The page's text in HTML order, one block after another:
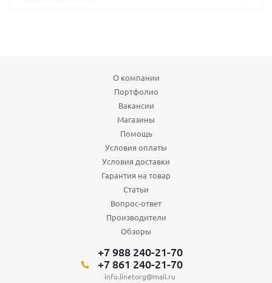
О компании
Портфолио
Вакансии
Магазины
Помощь
Условия оплаты
Условия доставки
Гарантия на товар
Статьи
Вопрос-ответ
Производители
Обзоры
+7 988 240-21-70
+7 861 240-21-70
info.linetorg@mail.ru